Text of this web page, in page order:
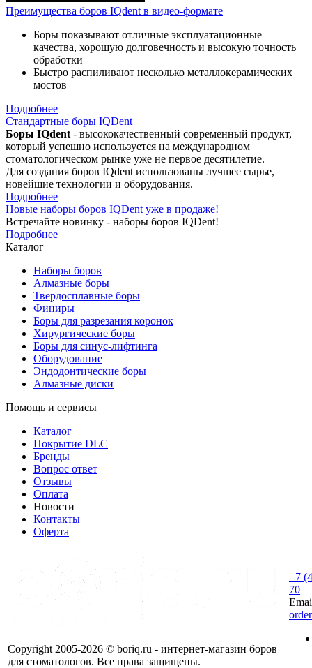
Преимущества боров IQdent в видео-формате
Боры показывают отличные эксплуатационные
качества, хорошую долговечность и высокую точность
обработки
Быстро распиливают несколько металлокерамических
мостов
Подробнее
Стандартные боры IQDent
Боры IQdent - высококачественный современный продукт,
который успешно используется на международном
стоматологическом рынке уже не первое десятилетие.
Для создания боров IQdent использованы лучшее сырье,
новейшие технологии и оборудования.
Подробнее
Новые наборы боров IQDent уже в продаже!
Встречайте новинку - наборы боров IQDent!
Подробнее
Каталог
Наборы боров
Алмазные боры
Твердосплавные боры
Финиры
Боры для разрезания коронок
Хирургические боры
Боры для синус-лифтинга
Оборудование
Эндодонтические боры
Алмазные диски
Помощь и сервисы
Каталог
Покрытие DLC
Бренды
Вопрос ответ
Отзывы
Оплата
Новости
Контакты
Оферта
Copyright 2005-2026 © boriq.ru - интернет-магазин боров
для стоматологов. Все права защищены.
+7
70